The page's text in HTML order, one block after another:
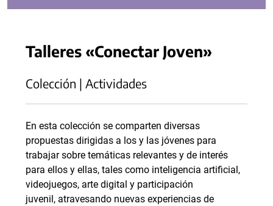
Talleres «Conectar Joven»
Colección | Actividades
En esta colección se comparten diversas
propuestas dirigidas a los y las jóvenes para
trabajar sobre temáticas relevantes y de interés
para ellos y ellas, tales como inteligencia artificial,
videojuegos, arte digital y participación
juvenil, atravesando nuevas experiencias de